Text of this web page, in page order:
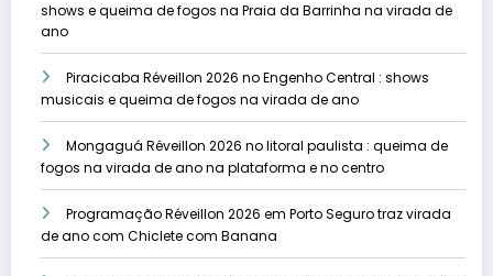
shows e queima de fogos na Praia da Barrinha na virada de
ano
Piracicaba Réveillon 2026 no Engenho Central : shows
musicais e queima de fogos na virada de ano
Mongaguá Réveillon 2026 no litoral paulista : queima de
fogos na virada de ano na plataforma e no centro
Programação Réveillon 2026 em Porto Seguro traz virada
de ano com Chiclete com Banana